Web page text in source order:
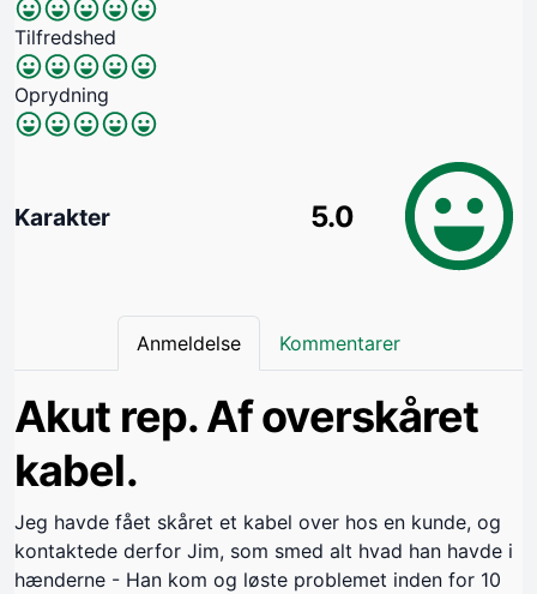
Tilfredshed
Oprydning
Karakter 5.0
Anmeldelse Kommentarer
Akut rep. Af overskåret
kabel.
Jeg havde fået skåret et kabel over hos en kunde, og
kontaktede derfor Jim, som smed alt hvad han havde i
hænderne - Han kom og løste problemet inden for 10